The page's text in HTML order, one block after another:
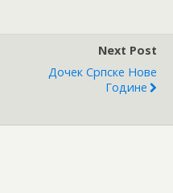
Next Post
Дочек Српске Нове
Године